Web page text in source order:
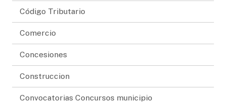
Código Tributario
Comercio
Concesiones
Construccion
Convocatorias Concursos municipio